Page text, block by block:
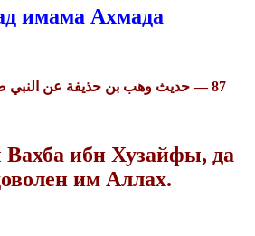
имама Ахмада
87 — حديث وهب بن حذيفة عن النبي صلى الله عليه و سلم
ибн Хузайфы, да
им Аллах.